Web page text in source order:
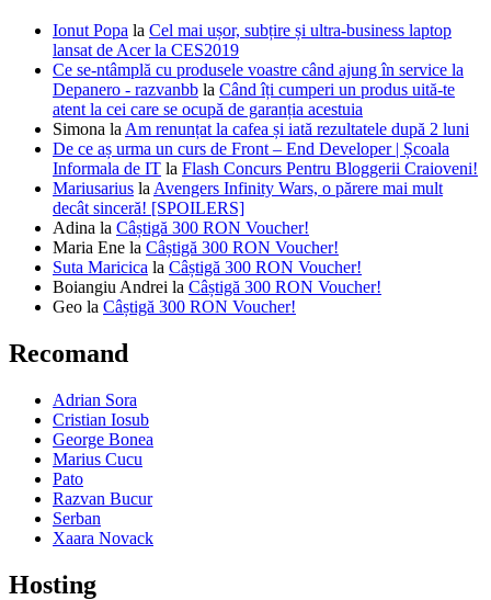
Ionut Popa la Cel mai ușor, subțire și ultra-business laptop
lansat de Acer la CES2019
Ce se-ntâmplă cu produsele voastre când ajung în service la
Depanero - razvanbb la Când îți cumperi un produs uită-te
atent la cei care se ocupă de garanția acestuia
Simona la Am renunțat la cafea și iată rezultatele după 2 luni
De ce aș urma un curs de Front – End Developer | Școala
Informala de IT la Flash Concurs Pentru Bloggerii Craioveni!
Mariusarius la Avengers Infinity Wars, o părere mai mult
decât sinceră! [SPOILERS]
Adina la Câștigă 300 RON Voucher!
Maria Ene la Câștigă 300 RON Voucher!
Suta Maricica la Câștigă 300 RON Voucher!
Boiangiu Andrei la Câștigă 300 RON Voucher!
Geo la Câștigă 300 RON Voucher!
Recomand
Adrian Sora
Cristian Iosub
George Bonea
Marius Cucu
Pato
Razvan Bucur
Serban
Xaara Novack
Hosting